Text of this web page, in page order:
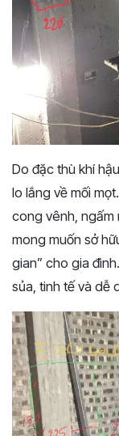
Do đặc thù khí
lo lắng về mối
cong vênh, ngấm
mong muốn sở
gian” cho gia
sủa, tinh tế và dễ